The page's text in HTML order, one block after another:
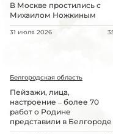
В Москве простились с
Михаилом Ножкиным
31 июля 2026
Белгородская область
Пейзажи, лица,
настроение – более 70
работ о Родине
представили в Белгороде